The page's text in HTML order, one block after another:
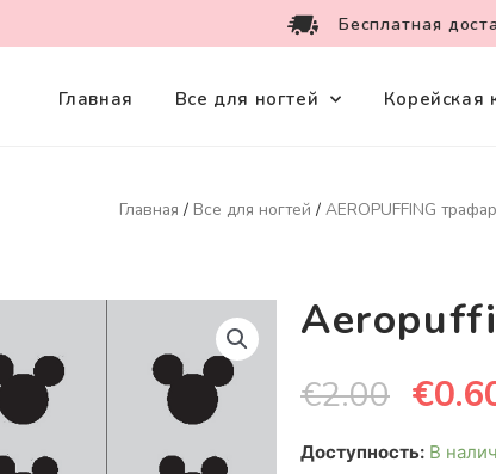
Бесплатная
Главная Все для ногтей Корейская
Главная / Все для ногтей / AEROPUFFING
€2.00 €
Доступность: В